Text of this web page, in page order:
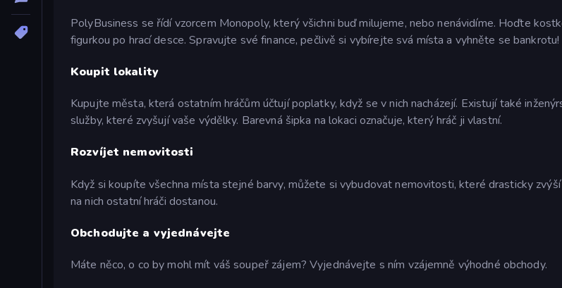
PolyBusiness se řídí vzorcem Monopoly, který všichni buď milujeme, nebo nenávidíme. Hoďte
figurkou po hrací desce. Spravujte své finance, pečlivě si vybírejte svá místa a vyhněte se bankrotu!
Koupit lokality
Kupujte města, která ostatním hráčům účtují poplatky, když se v nich nacházejí. Existují také
služby, které zvyšují vaše výdělky. Barevná šipka na lokaci označuje, který hráč ji vlastní.
Rozvíjet nemovitosti
Když si koupíte všechna místa stejné barvy, můžete si vybudovat nemovitosti, které drasticky
na nich ostatní hráči dostanou.
Obchodujte a vyjednávejte
Máte něco, o co by mohl mít váš soupeř zájem? Vyjednávejte s ním vzájemně výhodné obchody.